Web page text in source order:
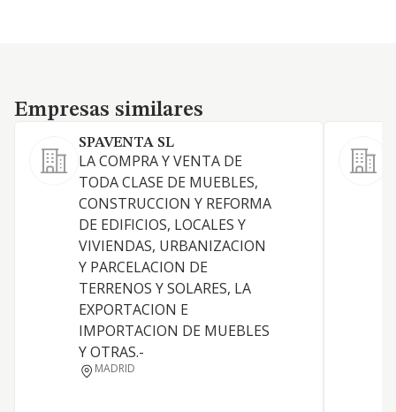
Empresas similares
Empresas similares
SPAVENTA SL
LA COMPRA Y VENTA DE
TODA CLASE DE MUEBLES,
CONSTRUCCION Y REFORMA
DE EDIFICIOS, LOCALES Y
VIVIENDAS, URBANIZACION
Y PARCELACION DE
TERRENOS Y SOLARES, LA
EXPORTACION E
IMPORTACION DE MUEBLES
Y OTRAS.-
MADRID